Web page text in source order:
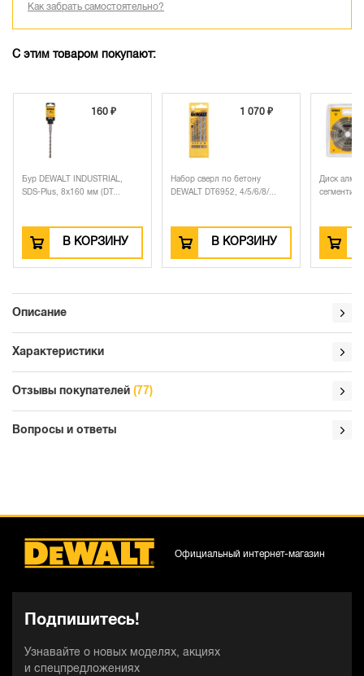
Как забрать самостоятельно?
С этим товаром покупают:
160 ₽
Бур DEWALT INDUSTRIAL,
SDS-Plus, 8x160 мм (DT...
В КОРЗИНУ
1 070 ₽
Набор сверл по бетону
DEWALT DT6952, 4/5/6/8/...
В КОРЗИНУ
Диск
Описание
Характеристики
Отзывы покупателей (77)
Вопросы и ответы
Подпишитесь!
Узнавайте о новых моделях, акциях
и спецпредложениях
Официальный интернет-магазин